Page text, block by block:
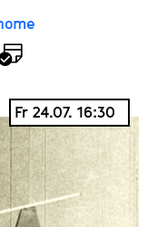
K
a
l
e
n
Fr 24.07. 16:30